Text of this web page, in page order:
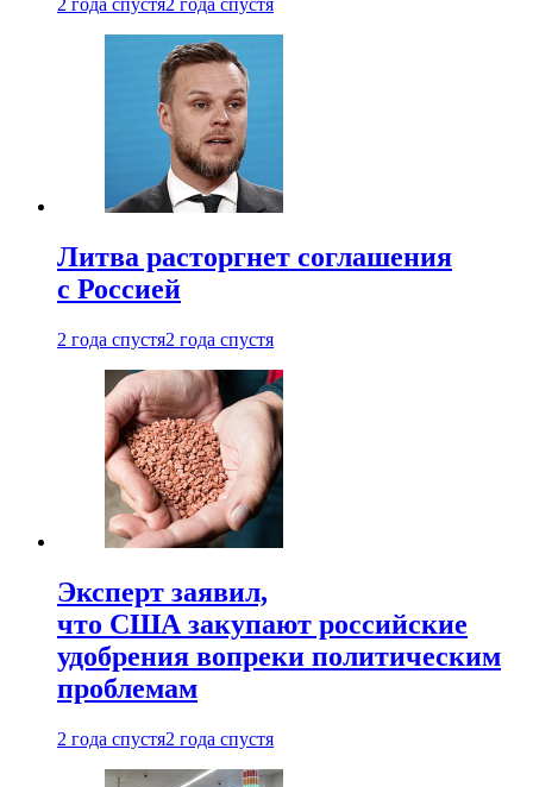
Литва расторгнет соглашения
с Россией
2 года спустя2 года спустя
Эксперт заявил,
что США закупают российские
удобрения вопреки политическим
проблемам
2 года спустя2 года спустя